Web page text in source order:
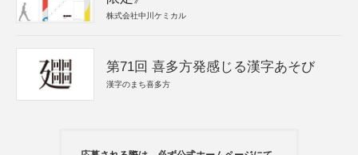
株式会社中川ケミカル
第71回 喜多方発感じる漢字あそび
漢字のまち喜多方